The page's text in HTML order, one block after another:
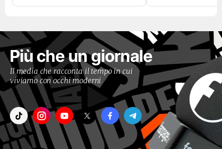
Più che un giornale
Il media che racconta il tempo in cui
viviamo con occhi moderni